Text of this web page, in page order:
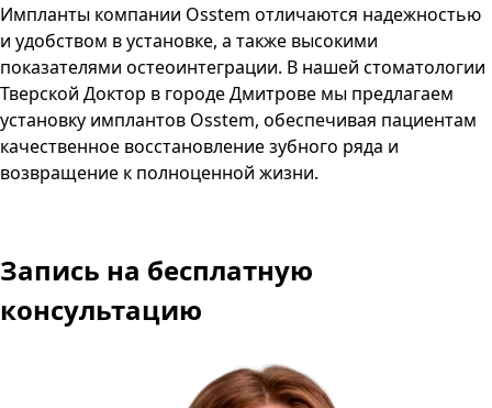
Импланты компании Osstem отличаются надежностью
и удобством в установке, а также высокими
показателями остеоинтеграции. В нашей стоматологии
Тверской Доктор в городе Дмитрове мы предлагаем
установку имплантов Osstem, обеспечивая пациентам
качественное восстановление зубного ряда и
возвращение к полноценной жизни.
Запись на бесплатную
консультацию